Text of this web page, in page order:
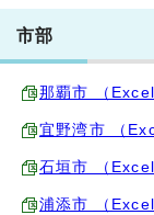
市部
那覇市 （
宜野湾市 （
石垣市 （
浦添市 （